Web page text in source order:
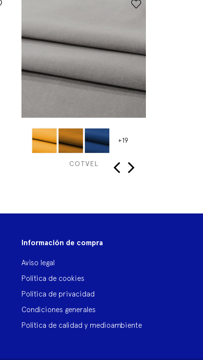
+19
COTVEL
Información de compra
Aviso legal
Política de cookies
Política de privacidad
Condiciones generales
Política de calidad y medioambiente